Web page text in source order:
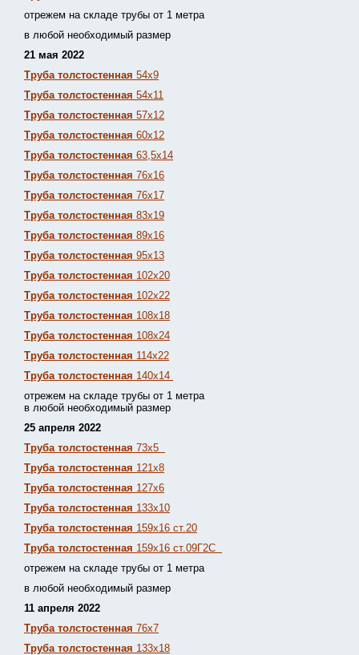
отрежем на складе трубы от 1 метра
в любой необходимый размер
21 мая 2022
Труба толстостенная 54х9
Труба толстостенная 54х11
Труба толстостенная 57х12
Труба толстостенная 60х12
Труба толстостенная 63,5х14
Труба толстостенная 76х16
Труба толстостенная 76х17
Труба толстостенная 83х19
Труба толстостенная 89х16
Труба толстостенная 95х13
Труба толстостенная 102х20
Труба толстостенная 102х22
Труба толстостенная 108х18
Труба толстостенная 108х24
Труба толстостенная 114х22
Труба толстостенная 140х14
отрежем на складе трубы от 1 метра
в любой необходимый размер
25 апреля 2022
Труба толстостенная 73х5
Труба толстостенная 121х8
Труба толстостенная 127х6
Труба толстостенная 133х10
Труба толстостенная 159х16 ст.20
Труба толстостенная 159х16 ст.09Г2С
отрежем на складе трубы от 1 метра
в любой необходимый размер
11 апреля 2022
Труба толстостенная 76х7
Труба толстостенная 133х18